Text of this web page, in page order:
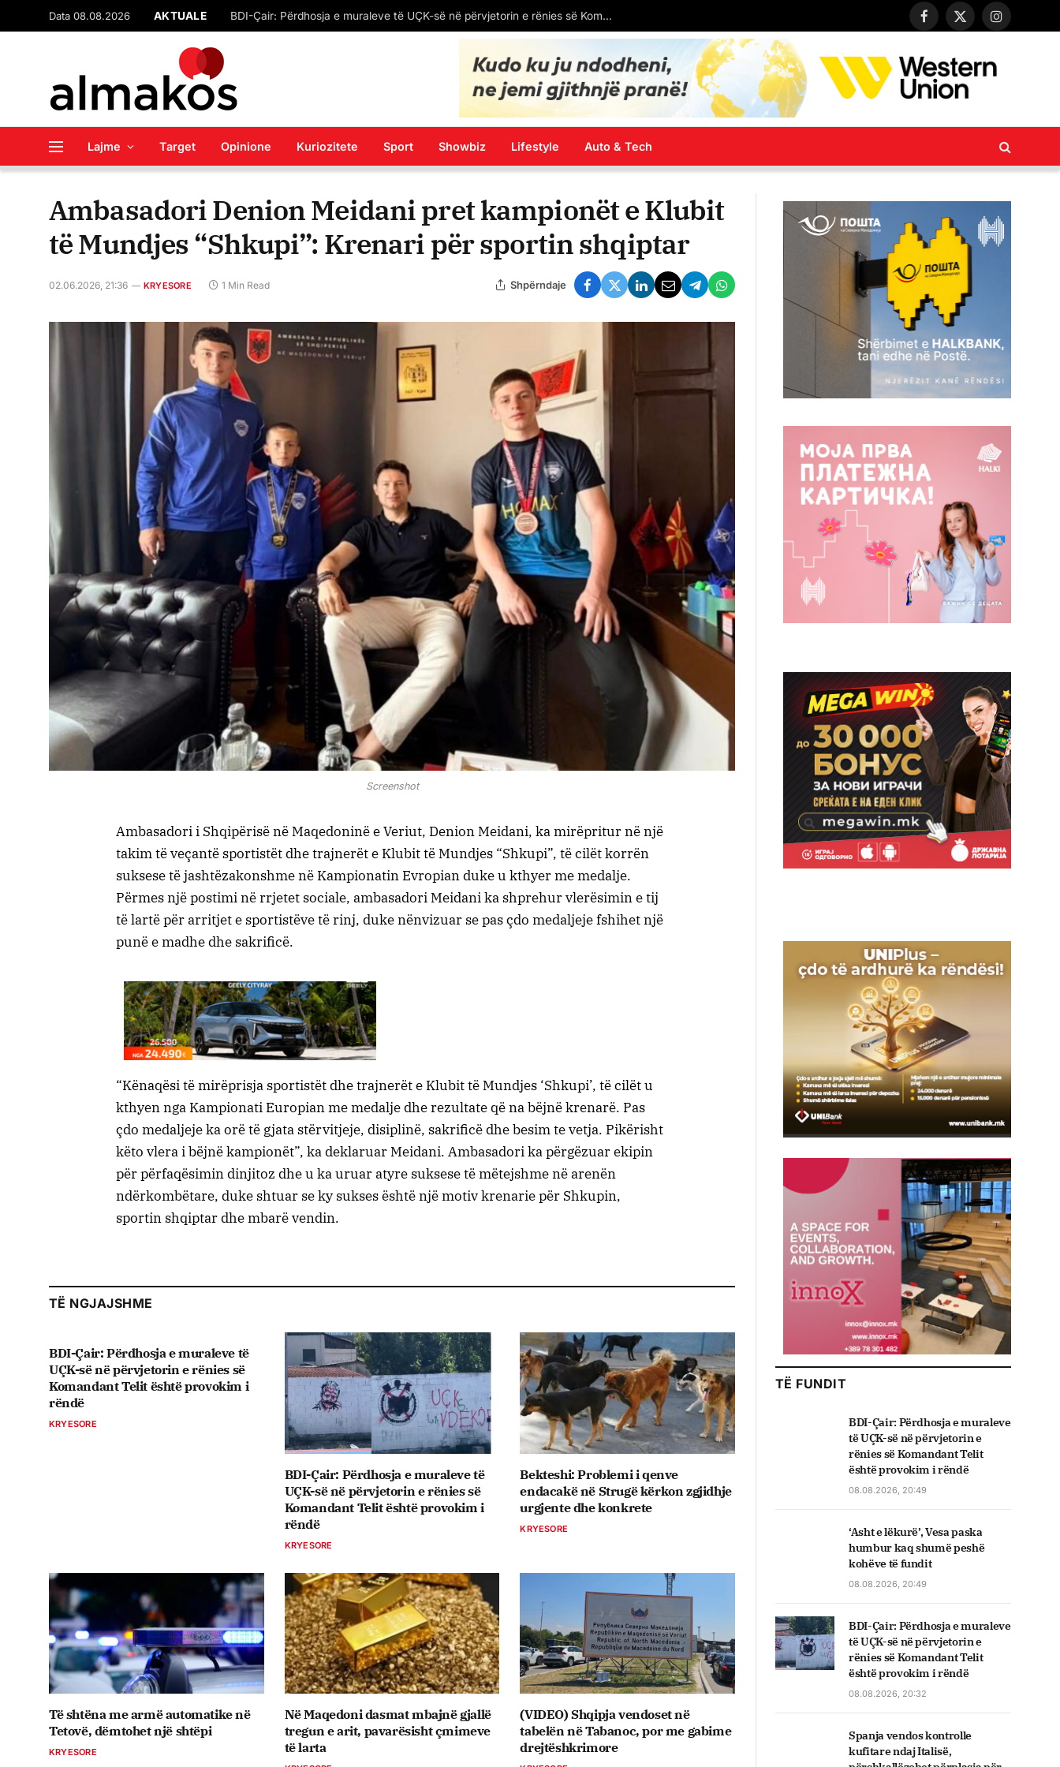
Data 08.08.2026 AKTUALE ‘Asht e lëkurë’, Vesa paska humbur kaq shumë peshë kohëve të fundit
Facebook
X
Instagram
Lajme Target Opinione Kuriozitete Sport Showbiz Lifestyle Auto & Tech
Ambasadori Denion Meidani pret kampionët e Klubit
të Mundjes “Shkupi”: Krenari për sportin shqiptar
02.06.2026, 21:36 KRYESORE 1 Min Read Shpërndaje
Screenshot
Ambasadori i Shqipërisë në Maqedoninë e Veriut, Denion Meidani, ka mirëpritur në një
takim të veçantë sportistët dhe trajnerët e Klubit të Mundjes “Shkupi”, të cilët korrën
suksese të jashtëzakonshme në Kampionatin Evropian duke u kthyer me medalje.
Përmes një postimi në rrjetet sociale, ambasadori Meidani ka shprehur vlerësimin e tij
të lartë për arritjet e sportistëve të rinj, duke nënvizuar se pas çdo medaljeje fshihet një
punë e madhe dhe sakrificë.
“Kënaqësi të mirëprisja sportistët dhe trajnerët e Klubit të Mundjes ‘Shkupi’, të cilët u
kthyen nga Kampionati Europian me medalje dhe rezultate që na bëjnë krenarë. Pas
çdo medaljeje ka orë të gjata stërvitjeje, disiplinë, sakrificë dhe besim te vetja. Pikërisht
këto vlera i bëjnë kampionët”, ka deklaruar Meidani. Ambasadori ka përgëzuar ekipin
për përfaqësimin dinjitoz dhe u ka uruar atyre suksese të mëtejshme në arenën
ndërkombëtare, duke shtuar se ky sukses është një motiv krenarie për Shkupin,
sportin shqiptar dhe mbarë vendin.
TË NGJAJSHME
BDI-Çair: Përdhosja e muraleve të
UÇK-së në përvjetorin e rënies së
Komandant Telit është provokim i
rëndë
KRYESORE
BDI-Çair: Përdhosja e muraleve të
UÇK-së në përvjetorin e rënies së
Komandant Telit është provokim i
rëndë
KRYESORE
Bekteshi: Problemi i qenve
endacakë në Strugë kërkon zgjidhje
urgjente dhe konkrete
KRYESORE
Të shtëna me armë automatike në
Tetovë, dëmtohet një shtëpi
KRYESORE
Në Maqedoni dasmat mbajnë gjallë
tregun e arit, pavarësisht çmimeve
të larta
(VIDEO) Shqipja vendoset në
tabelën në Tabanoc, por me gabime
drejtëshkrimore
TË FUNDIT
BDI-Çair: Përdhosja e muraleve
të UÇK-së në përvjetorin e
rënies së Komandant Telit
është provokim i rëndë
08.08.2026, 20:49
‘Asht e lëkurë’, Vesa paska
humbur kaq shumë peshë
kohëve të fundit
08.08.2026, 20:49
BDI-Çair: Përdhosja e muraleve
të UÇK-së në përvjetorin e
rënies së Komandant Telit
është provokim i rëndë
08.08.2026, 20:32
Spanja vendos kontrolle
kufitare ndaj Italisë,